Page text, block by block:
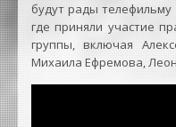
будут рады телефильму
где приняли участие
группы, включая
Михаила Ефремова,